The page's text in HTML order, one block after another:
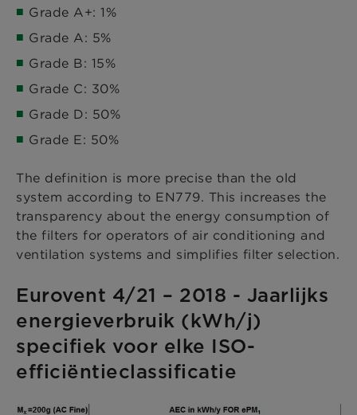
Grade A+: 1%
Grade A: 5%
Grade B: 15%
Grade C: 30%
Grade D: 50%
Grade E: 50%
The definition is more precise than the old
system according to EN779. This increases the
transparency about the energy consumption of
the filters for operators of air conditioning and
ventilation systems and simplifies filter selection.
Eurovent 4/21 – 2018 - Jaarlijks
energieverbruik (kWh/j)
specifiek voor elke ISO-
efficiëntieclassificatie